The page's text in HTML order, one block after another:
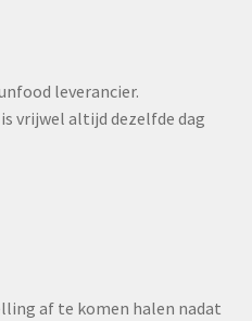
leverancier.
vrijwel altijd dezelfde dag
af te komen halen nadat